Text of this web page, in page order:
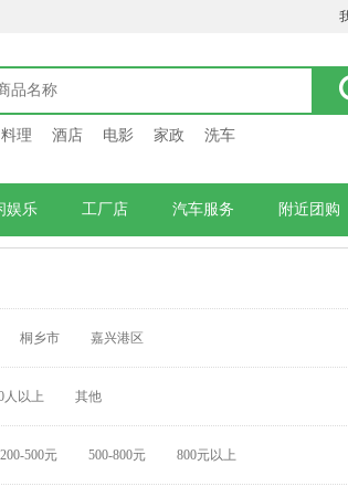
料理 酒店 电影 家政 洗车
娱乐 工厂店 汽车服务 附近团购
桐乡市 嘉兴港区
人以上 其他
200-500元 500-800元 800元以上